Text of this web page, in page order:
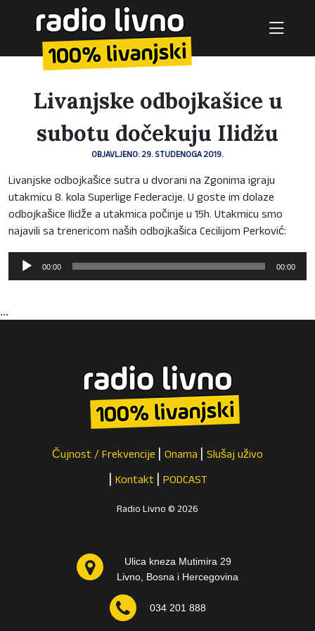
Livanjske odbojkašice u
subotu dočekuju Ilidžu
OBJAVLJENO: 29. STUDENOGA 2019.
Livanjske odbojkašice sutra u dvorani na Zgonima igraju
utakmicu 8. kola Superlige Federacije. U goste im dolaze
odbojkašice Ilidže a utakmica počinje u 15h. Utakmicu smo
najavili sa trenericom naših odbojkašica Cecilijom Perković:
Reproduktor
audiozapisa
00:00 00:00
...
Čujnost / Frekvencije Onama Slušaj uživo
Kontakt PODCAST
Radio Livno © 2026
Ulica kneza Mutimira 29
Livno, Bosna i Hercegovina
034 201 888